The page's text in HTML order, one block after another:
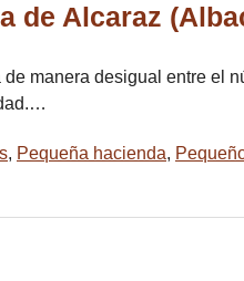
de Alcaraz
manera desigual entre el
, Pequeña hacienda,